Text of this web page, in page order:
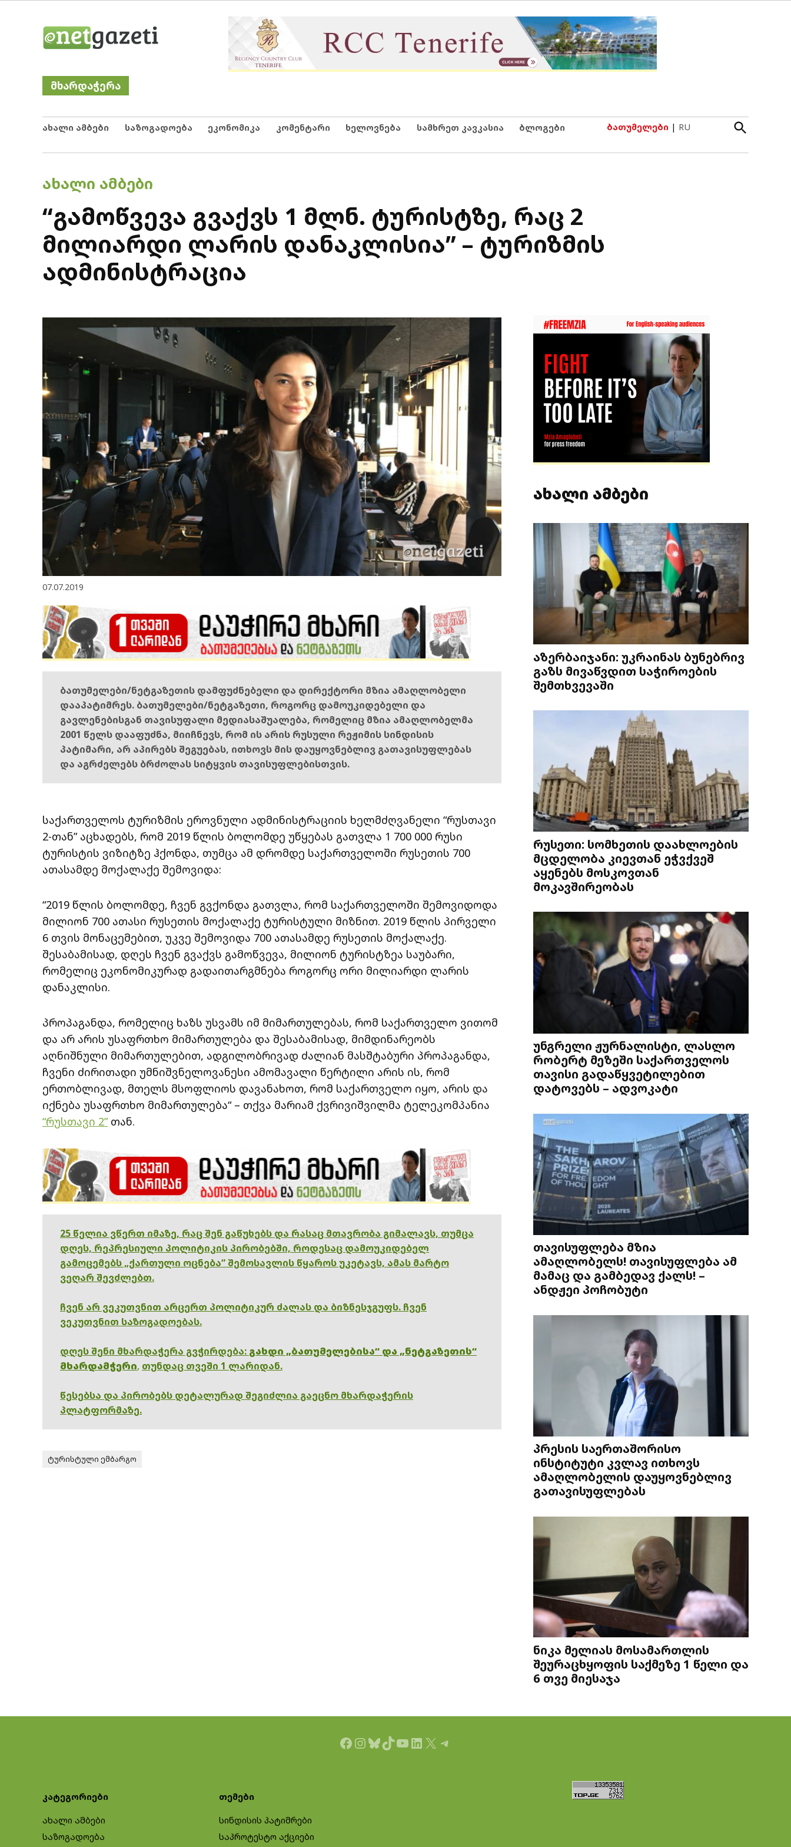
Netgazeti
მხარდაჭერა
ახალი ამბები საზოგადოება ეკონომიკა კომენტარი ხელოვნება სამხრეთ კავკასია ბლოგები ბათუმელები | RU
Open
Search
POSTED
ᲐᲮᲐᲚᲘ ᲐᲛᲑᲔᲑᲘ
“გამოწვევა გვაქვს 1 მლნ. ტურისტზე, რაც 2
მილიარდი ლარის დანაკლისია” – ტურიზმის
ადმინისტრაცია
07.07.2019
ბათუმელები/ნეტგაზეთის დამფუძნებელი და დირექტორი მზია ამაღლობელი
დააპატიმრეს. ბათუმელები/ნეტგაზეთი, როგორც დამოუკიდებელი და
გავლენებისგან თავისუფალი მედიასაშუალება, რომელიც მზია ამაღლობელმა
2001 წელს დააფუძნა, მიიჩნევს, რომ ის არის რუსული რეჟიმის სინდისის
პატიმარი, არ აპირებს შეგუებას, ითხოვს მის დაუყოვნებლივ გათავისუფლებას
და აგრძელებს ბრძოლას სიტყვის თავისუფლებისთვის.
საქართველოს ტურიზმის ეროვნული ადმინისტრაციის ხელმძღვანელი “რუსთავი
2-თან” აცხადებს, რომ 2019 წლის ბოლომდე უწყებას გათვლა 1 700 000 რუსი
ტურისტის ვიზიტზე ჰქონდა, თუმცა ამ დრომდე საქართველოში რუსეთის 700
ათასამდე მოქალაქე შემოვიდა:
“2019 წლის ბოლომდე, ჩვენ გვქონდა გათვლა, რომ საქართველოში შემოვიდოდა
მილიონ 700 ათასი რუსეთის მოქალაქე ტურისტული მიზნით. 2019 წლის პირველი
6 თვის მონაცემებით, უკვე შემოვიდა 700 ათასამდე რუსეთის მოქალაქე.
შესაბამისად, დღეს ჩვენ გვაქვს გამოწვევა, მილიონ ტურისტზეა საუბარი,
რომელიც ეკონომიკურად გადაითარგმნება როგორც ორი მილიარდი ლარის
დანაკლისი.
პროპაგანდა, რომელიც ხაზს უსვამს იმ მიმართულებას, რომ საქართველო ვითომ
და არ არის უსაფრთხო მიმართულება და შესაბამისად, მიმდინარეობს
აღნიშნული მიმართულებით, ადგილობრივად ძალიან მასშტაბური პროპაგანდა,
ჩვენი ძირითადი უმნიშვნელოვანესი ამომავალი წერტილი არის ის, რომ
ერთობლივად, მთელს მსოფლიოს დავანახოთ, რომ საქართველო იყო, არის და
იქნება უსაფრთხო მიმართულება“ – თქვა მარიამ ქვრივიშვილმა ტელეკომპანია
“რუსთავი 2”თან.
25 წელია ვწერთ იმაზე, რაც შენ გაწუხებს და რასაც მთავრობა გიმალავს, თუმცა
დღეს, რეპრესიული პოლიტიკის პირობებში, როდესაც დამოუკიდებელ
გამოცემებს „ქართული ოცნება“ შემოსავლის წყაროს უკეტავს, ამას მარტო
ვეღარ შევძლებთ.
ჩვენ არ ვეკუთვნით არცერთ პოლიტიკურ ძალას და ბიზნესჯგუფს. ჩვენ
ვეკუთვნით საზოგადოებას.
დღეს შენი მხარდაჭერა გვჭირდება: გახდი „ბათუმელებისა“ და „ნეტგაზეთის“
მხარდამჭერი, თუნდაც თვეში 1 ლარიდან.
წესებსა და პირობებს დეტალურად შეგიძლია გაეცნო მხარდაჭერის
პლატფორმაზე.
ტურისტული ემბარგო
ახალი ამბები
აზერბაიჯანი: უკრაინას ბუნებრივ
გაზს მივაწვდით საჭიროების
შემთხვევაში
რუსეთი: სომხეთის დაახლოების
მცდელობა კიევთან ეჭვქვეშ
აყენებს მოსკოვთან
მოკავშირეობას
უნგრელი ჟურნალისტი, ლასლო
რობერტ მეზეში საქართველოს
თავისი გადაწყვეტილებით
დატოვებს – ადვოკატი
თავისუფლება მზია
ამაღლობელს! თავისუფლება ამ
მამაც და გამბედავ ქალს! –
ანდჟეი პოჩობუტი
პრესის საერთაშორისო
ინსტიტუტი კვლავ ითხოვს
ამაღლობელის დაუყოვნებლივ
გათავისუფლებას
ნიკა მელიას მოსამართლის
შეურაცხყოფის საქმეზე 1 წელი და
6 თვე მიესაჯა
Facebook
Instagram
Bluesky
TikTok
YouTube
LinkedIn
X Telegram
კატეგორიები
ახალი ამბები
საზოგადოება
თემები
სინდისის პატიმრები
საპროტესტო აქციები